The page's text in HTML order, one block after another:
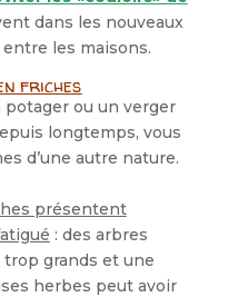
dans les nouveaux
les maisons.
friches
ou un verger
longtemps, vous
d’une autre nature.
présentent
: des arbres
grands et une
herbes peut avoir